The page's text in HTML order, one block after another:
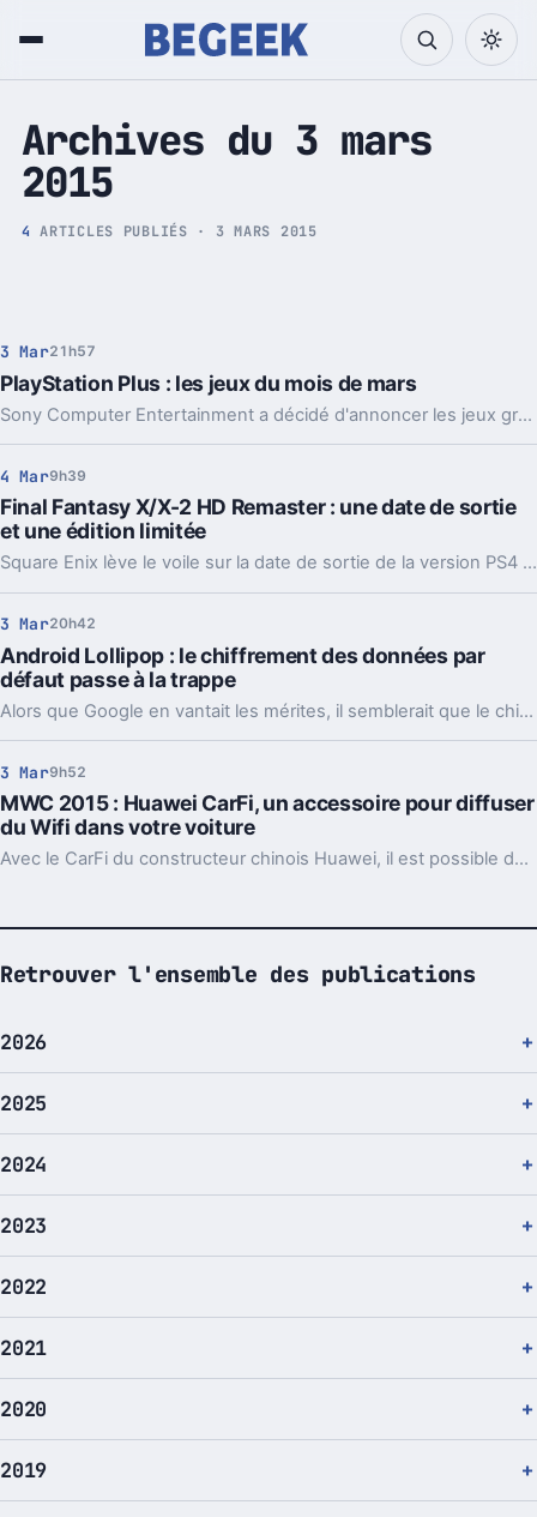
Tech et Pop culture
Archives du 3 mars
2015
4 ARTICLES PUBLIÉS · 3 MARS 2015
3 Mar21h57
PlayStation Plus : les jeux du mois de mars
Sony Computer Entertainment a décidé d'annoncer les jeux gratuits du PlayStation Plus pour le mois de mars.
4 Mar9h39
Final Fantasy X/X-2 HD Remaster : une date de sortie
et une édition limitée
Square Enix lève le voile sur la date de sortie de la version PS4 de Final Fantasy X/X-2 HD, tout en annonçant un bonus de précommande.
3 Mar20h42
Android Lollipop : le chiffrement des données par
défaut passe à la trappe
Alors que Google en vantait les mérites, il semblerait que le chiffrement des données ne soit plus activé par défaut avec Lollipop.
3 Mar9h52
MWC 2015 : Huawei CarFi, un accessoire pour diffuser
du Wifi dans votre voiture
Avec le CarFi du constructeur chinois Huawei, il est possible de profiter du Wifi dans votre voiture.
Retrouver l'ensemble des publications
2026
2025
2024
2023
2022
2021
2020
2019